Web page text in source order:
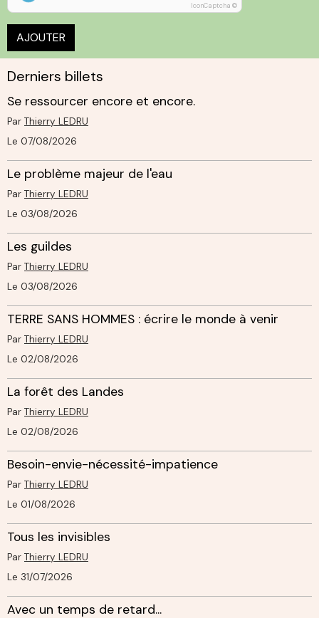
IconCaptcha ©
AJOUTER
Derniers billets
Se ressourcer encore et encore.
Par Thierry LEDRU
Le 07/08/2026
Le problème majeur de l'eau
Par Thierry LEDRU
Le 03/08/2026
Les guildes
Par Thierry LEDRU
Le 03/08/2026
TERRE SANS HOMMES : écrire le monde à venir
Par Thierry LEDRU
Le 02/08/2026
La forêt des Landes
Par Thierry LEDRU
Le 02/08/2026
Besoin-envie-nécessité-impatience
Par Thierry LEDRU
Le 01/08/2026
Tous les invisibles
Par Thierry LEDRU
Le 31/07/2026
Avec un temps de retard...